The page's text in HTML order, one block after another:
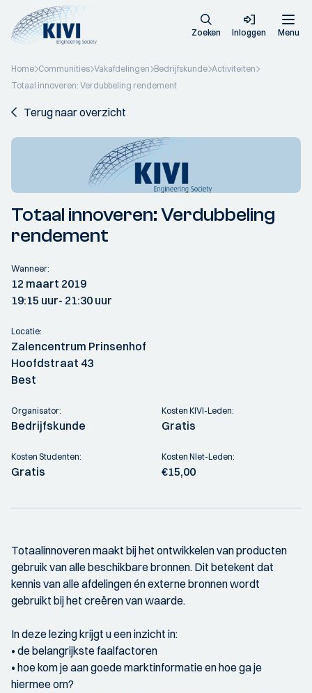
Zoeken Inloggen Menu
Home Communities Vakafdelingen Bedrijfskunde Activiteiten
Totaal innoveren: Verdubbeling rendement
Terug naar overzicht
Totaal innoveren: Verdubbeling
rendement
Wanneer:
12 maart 2019
19:15 uur- 21:30 uur
Locatie:
Zalencentrum Prinsenhof
Hoofdstraat 43
Best
Organisator:
Bedrijfskunde
Kosten KIVI-Leden:
Gratis
Kosten Studenten:
Gratis
Kosten NIet-Leden:
€15,00
Totaalinnoveren maakt bij het ontwikkelen van producten
gebruik van alle beschikbare bronnen. Dit betekent dat
kennis van alle afdelingen én externe bronnen wordt
gebruikt bij het creëren van waarde.
In deze lezing krijgt u een inzicht in:
• de belangrijkste faalfactoren
• hoe kom je aan goede marktinformatie en hoe ga je
hiermee om?